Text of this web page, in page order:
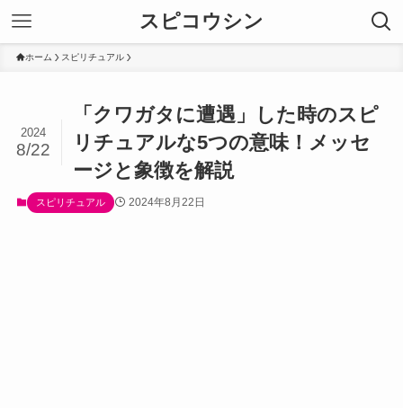
スピコウシン
ホーム スピリチュアル
「クワガタに遭遇」した時のスピ
リチュアルな5つの意味！メッセ
ージと象徴を解説
2024
8/22
スピリチュアル 2024年8月22日